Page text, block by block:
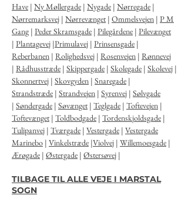
Have | Ny Møllergade | Nygade | Nørregade |
Nørremarksvej | Nørrevænget| Ommelsvejen | P M
Gang | Peder Skramsgade | Pilegårdene | Pilevænget
| Plantagevej |Primulavej | Prinsensgade |
Reberbanen | Rolighedsvej | Rosenvejen | Rønnevej
| Rådhusstræde | Skippergade | Skolegade | Skolevej |
Skonnertvej | Skovgyden | Snaregade |
Strandstræde | Strandvejen | Syrenvej | Sølvgade
| Søndergade | Søvænget| Teglgade | Toftevejen |
Toftevænget| Toldbodgade | Tordenskjoldsgade |
Tulipanvej | Tværgade | Vestergade | Vestergade
Marinebo | Vinkelstræde |Violvej | Willemoesgade |
Ærøgade | Østergade | Østersøvej |
TILBAGE TIL ALLE VEJE I MARSTAL
SOGN